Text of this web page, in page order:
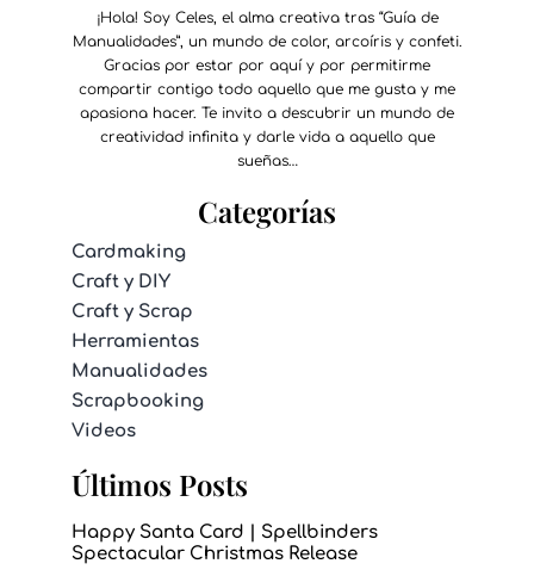
¡Hola! Soy Celes, el alma creativa tras “Guía de
Manualidades”, un mundo de color, arcoíris y confeti.
Gracias por estar por aquí y por permitirme
compartir contigo todo aquello que me gusta y me
apasiona hacer. Te invito a descubrir un mundo de
creatividad infinita y darle vida a aquello que
sueñas…
Categorías
Cardmaking
Craft y DIY
Craft y Scrap
Herramientas
Manualidades
Scrapbooking
Videos
Últimos Posts
Happy Santa Card | Spellbinders
Spectacular Christmas Release